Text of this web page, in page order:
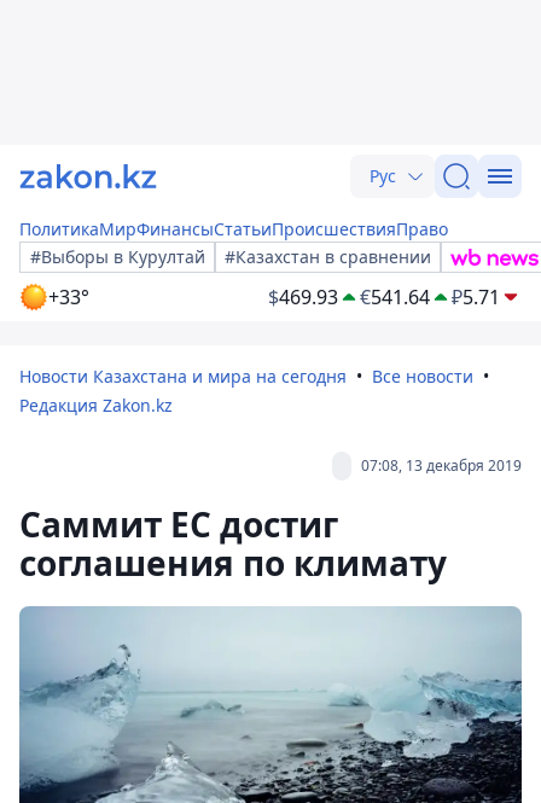
Рус
ПолитикаМирФинансыСтатьиПроисшествияПраво
#Выборы в Курултай
#Казахстан в сравнении
+33° $469.93 €541.64 ₽5.71
Новости Казахстана и мира на сегодня
Все новости
Редакция Zakon.kz
07:08, 13 декабря 2019
Саммит ЕС достиг
соглашения по климату